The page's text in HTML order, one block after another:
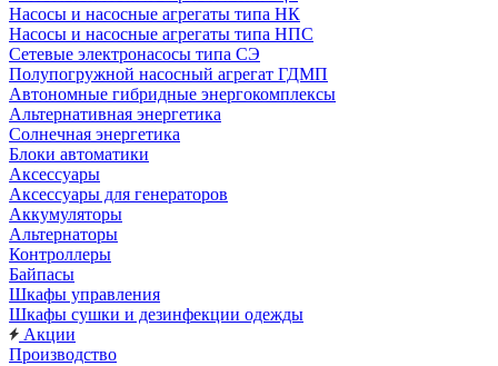
Насосы и насосные агрегаты типа НК
Насосы и насосные агрегаты типа НПС
Сетевые электронасосы типа СЭ
Полупогружной насосный агрегат ГДМП
Автономные гибридные энергокомплексы
Альтернативная энергетика
Солнечная энергетика
Блоки автоматики
Аксессуары
Аксессуары для генераторов
Аккумуляторы
Альтернаторы
Контроллеры
Байпасы
Шкафы управления
Шкафы сушки и дезинфекции одежды
Акции
Производство